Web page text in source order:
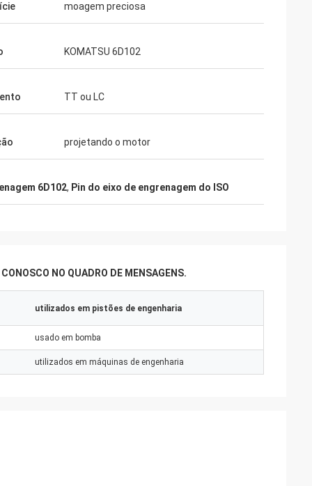
moagem preciosa
KOMATSU 6D102
TT ou LC
projetando o motor
6D102, Pin do eixo de engrenagem do ISO
NO QUADRO DE MENSAGENS.
utilizados em pistões de engenharia
usado em bomba
utilizados em máquinas de engenharia